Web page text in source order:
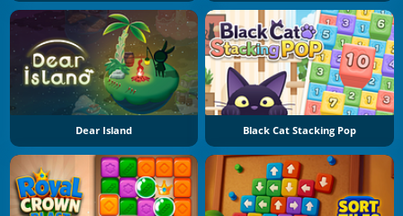
Dear Island Black Cat Stacking Pop